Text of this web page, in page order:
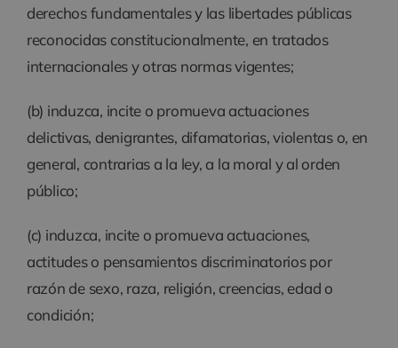
derechos fundamentales y las libertades públicas
reconocidas constitucionalmente, en tratados
internacionales y otras normas vigentes;
(b) induzca, incite o promueva actuaciones
delictivas, denigrantes, difamatorias, violentas o, en
general, contrarias a la ley, a la moral y al orden
público;
(c) induzca, incite o promueva actuaciones,
actitudes o pensamientos discriminatorios por
razón de sexo, raza, religión, creencias, edad o
condición;